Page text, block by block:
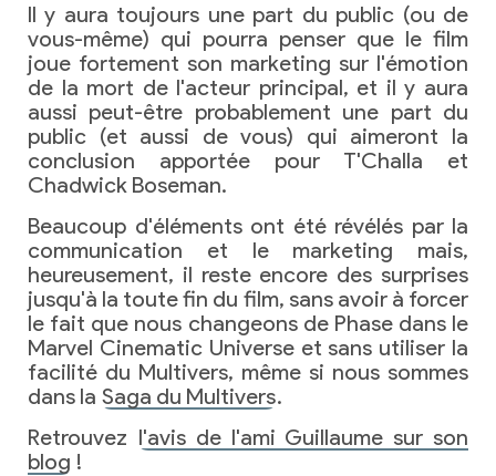
Il y aura toujours une part du public (ou de
vous-même) qui pourra penser que le film
joue fortement son marketing sur l'émotion
de la mort de l'acteur principal, et il y aura
aussi peut-être probablement une part du
public (et aussi de vous) qui aimeront la
conclusion apportée pour T'Challa et
Chadwick Boseman.
Beaucoup d'éléments ont été révélés par la
communication et le marketing mais,
heureusement, il reste encore des surprises
jusqu'à la toute fin du film, sans avoir à forcer
le fait que nous changeons de Phase dans le
Marvel Cinematic Universe et sans utiliser la
facilité du Multivers, même si nous sommes
dans la Saga du Multivers.
Retrouvez l'avis de l'ami Guillaume sur son
blog !